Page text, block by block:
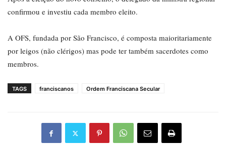
confirmou e investiu cada membro eleito.
A OFS, fundada por São Francisco, é composta maioritariamente
por leigos (não clérigos) mas pode ter também sacerdotes como
membros.
TAGS franciscanos Ordem Franciscana Secular